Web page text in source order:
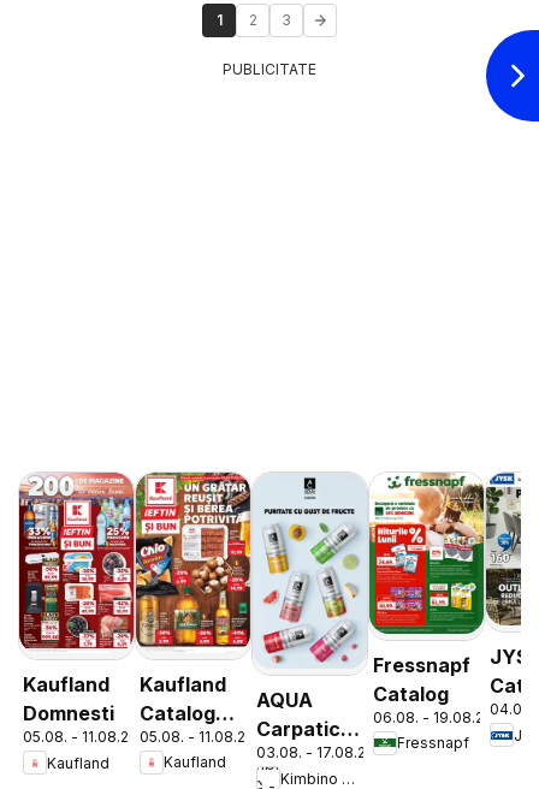
1 2 3
PUBLICITATE
Kaufland
Domnesti
05.08. - 11.08.2026
Kaufland
Kaufland
Catalog
Tematic
05.08. - 11.08.2026
Kaufland
AQUA
Carpatica
Flavours
03.08. - 17.08.2026
Kimbino MG - RO
Fressnapf
Catalog
06.08. - 19.08.2026
Fressnapf
04.08.